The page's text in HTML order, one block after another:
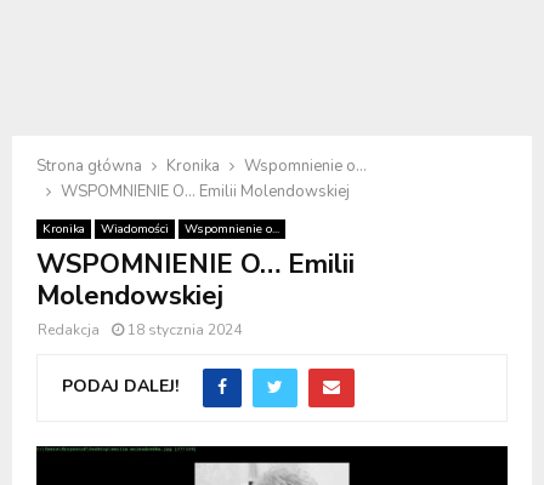
Strona główna Kronika
Wspomnienie o...
WSPOMNIENIE O… Emilii Molendowskiej
Kronika Wiadomości Wspomnienie o...
WSPOMNIENIE O… Emilii
Molendowskiej
Redakcja 18 stycznia 2024
PODAJ DALEJ!